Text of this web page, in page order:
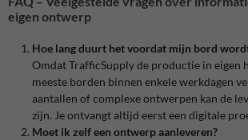
eigen ontwerp
Hoe lang duurt het voordat mijn bord
Omdat TrafficSupply de productie in eigen
meeste borden binnen enkele werkdagen
aantallen of complexe ontwerpen kan de
zijn. Je ontvangt altijd eerst een digitale
Moet ik zelf een ontwerp aanleveren?